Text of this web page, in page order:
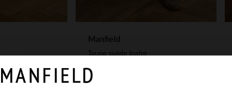
Manfield
Taupe suède loafer
119.99